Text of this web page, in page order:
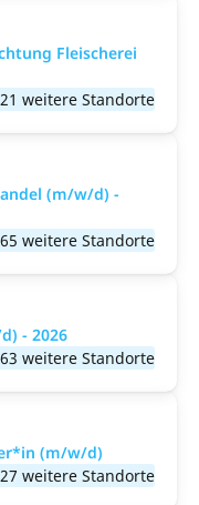
Fleischerei
weitere Standorte
(m/w/d) -
weitere Standorte
- 2026
weitere Standorte
(m/w/d)
weitere Standorte